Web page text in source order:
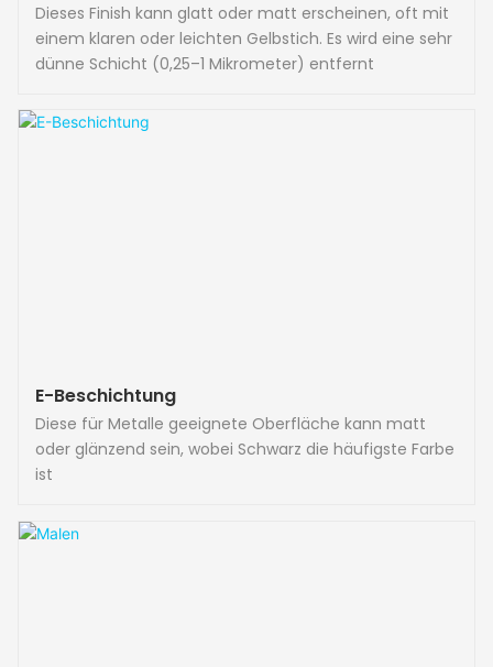
Dieses Finish kann glatt oder matt erscheinen, oft mit
einem klaren oder leichten Gelbstich. Es wird eine sehr
dünne Schicht (0,25–1 Mikrometer) entfernt
E-Beschichtung
Diese für Metalle geeignete Oberfläche kann matt
oder glänzend sein, wobei Schwarz die häufigste Farbe
ist